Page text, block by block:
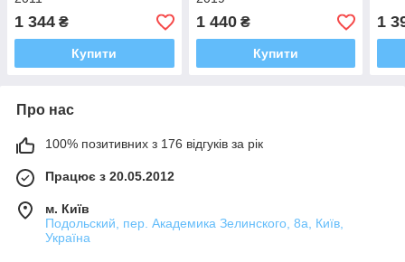
1 344 ₴
Купити
1 440₴
Купити
1
Про нас
100% позитивних з 176 відгуків за рік
Працює з 20.05.2012
м. Київ
Подольский, пер. Академика Зелинского, 8а, Київ,
Україна